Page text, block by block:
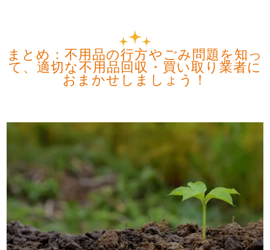
まとめ：不用品の行方やごみ問題を知っ
て、適切な不用品回収・買い取り業者に
おまかせしましょう！